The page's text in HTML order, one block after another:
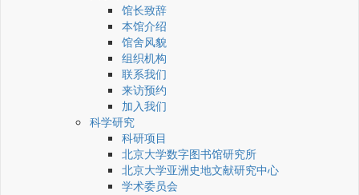
馆长致辞
本馆介绍
馆舍风貌
组织机构
联系我们
来访预约
加入我们
科学研究
科研项目
北京大学数字图书馆研究所
北京大学亚洲史地文献研究中心
学术委员会